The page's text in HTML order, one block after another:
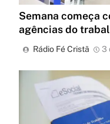
Semana começa
agências do
Rádio Fé Cristã 3